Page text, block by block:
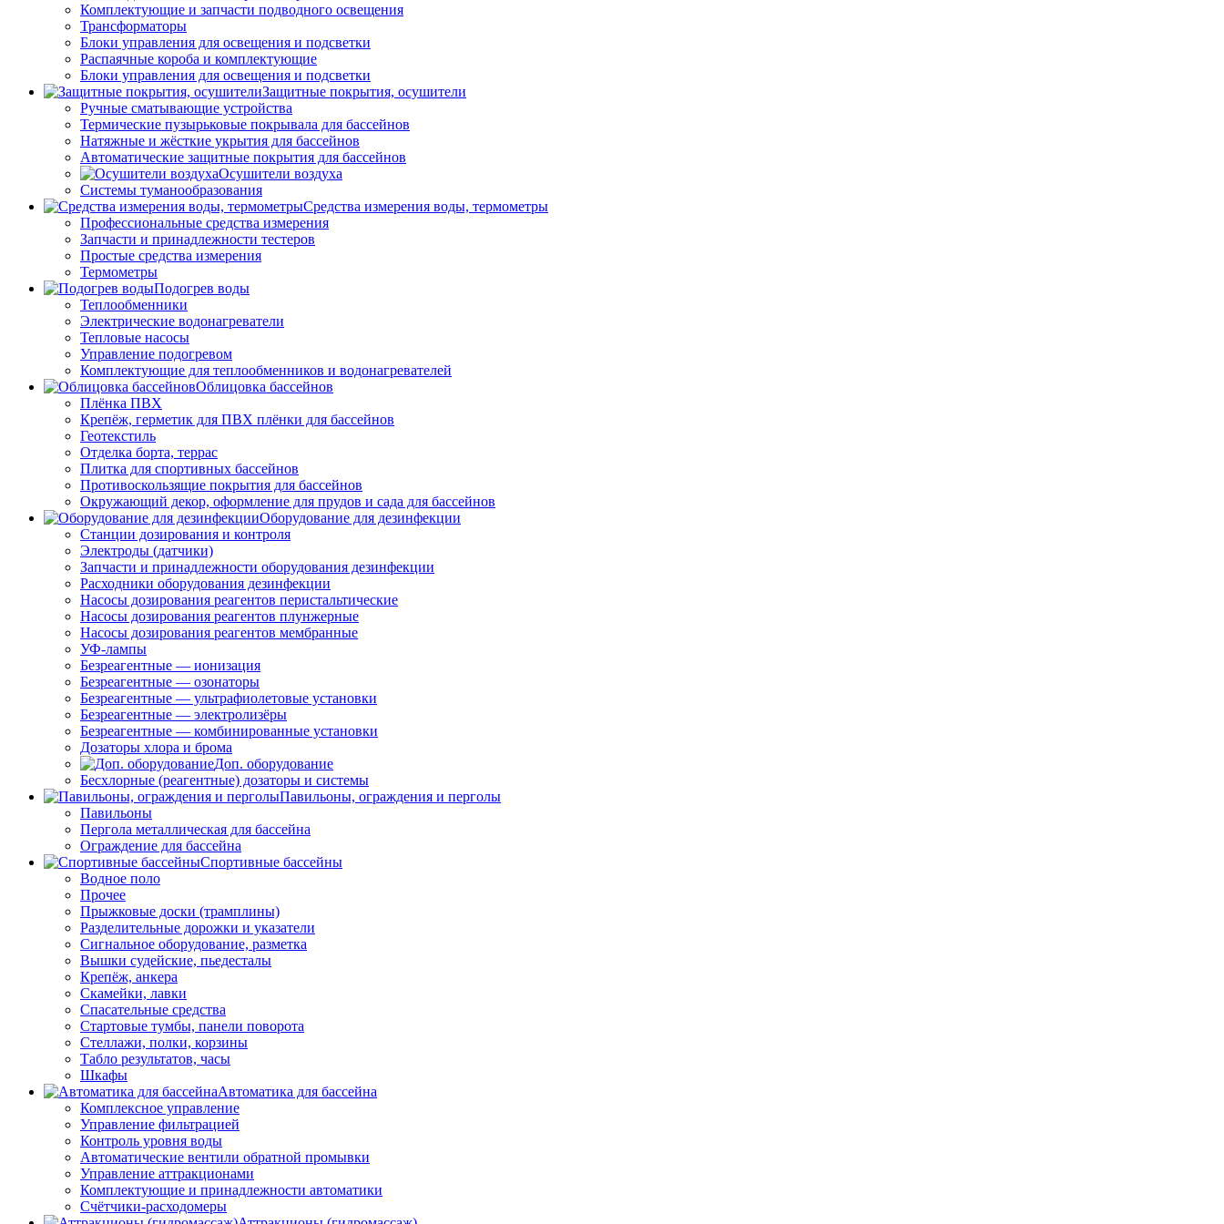
Комплектующие и запчасти подводного освещения
Трансформаторы
Блоки управления для освещения и подсветки
Распаячные короба и комплектующие
Блоки управления для освещения и подсветки
Защитные покрытия, осушители
Ручные сматывающие устройства
Термические пузырьковые покрывала для бассейнов
Натяжные и жёсткие укрытия для бассейнов
Автоматические защитные покрытия для бассейнов
Осушители воздуха
Системы туманообразования
Средства измерения воды, термометры
Профессиональные средства измерения
Запчасти и принадлежности тестеров
Простые средства измерения
Термометры
Подогрев воды
Теплообменники
Электрические водонагреватели
Тепловые насосы
Управление подогревом
Комплектующие для теплообменников и водонагревателей
Облицовка бассейнов
Плёнка ПВХ
Крепёж, герметик для ПВХ плёнки для бассейнов
Геотекстиль
Отделка борта, террас
Плитка для спортивных бассейнов
Противоскользящие покрытия для бассейнов
Окружающий декор, оформление для прудов и сада для бассейнов
Оборудование для дезинфекции
Станции дозирования и контроля
Электроды (датчики)
Запчасти и принадлежности оборудования дезинфекции
Расходники оборудования дезинфекции
Насосы дозирования реагентов перистальтические
Насосы дозирования реагентов плунжерные
Насосы дозирования реагентов мембранные
УФ-лампы
Безреагентные — ионизация
Безреагентные — озонаторы
Безреагентные — ультрафиолетовые установки
Безреагентные — электролизёры
Безреагентные — комбинированные установки
Дозаторы хлора и брома
Доп. оборудование
Бесхлорные (реагентные) дозаторы и системы
Павильоны, ограждения и перголы
Павильоны
Пергола металлическая для бассейна
Ограждение для бассейна
Спортивные бассейны
Водное поло
Прочее
Прыжковые доски (трамплины)
Разделительные дорожки и указатели
Cигнальное оборудование, разметка
Вышки судейские, пьедесталы
Крепёж, анкера
Скамейки, лавки
Спасательные средства
Стартовые тумбы, панели поворота
Стеллажи, полки, корзины
Табло результатов, часы
Шкафы
Автоматика для бассейна
Комплексное управление
Управление фильтрацией
Контроль уровня воды
Автоматические вентили обратной промывки
Управление аттракционами
Комплектующие и принадлежности автоматики
Счётчики-расходомеры